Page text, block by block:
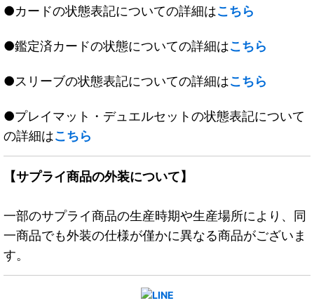
●カードの状態表記についての詳細はこちら
●鑑定済カードの状態についての詳細はこちら
●スリーブの状態表記についての詳細はこちら
●プレイマット・デュエルセットの状態表記について
の詳細はこちら
【サプライ商品の外装について】
一部のサプライ商品の生産時期や生産場所により、同
一商品でも外装の仕様が僅かに異なる商品がございま
す。